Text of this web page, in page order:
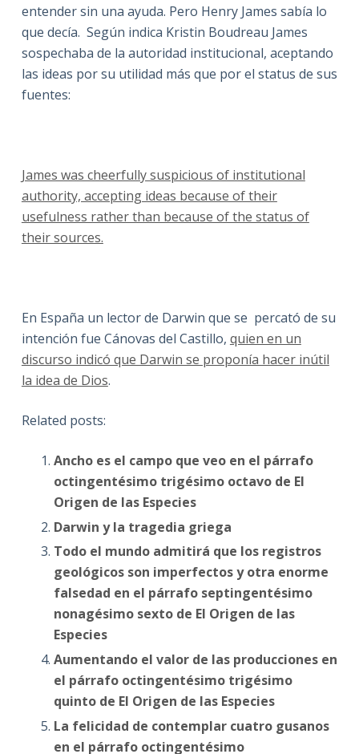
entender sin una ayuda. Pero Henry James sabía lo
que decía. Según indica Kristin Boudreau James
sospechaba de la autoridad institucional, aceptando
las ideas por su utilidad más que por el status de sus
fuentes:
James was cheerfully suspicious of institutional
authority, accepting ideas because of their
usefulness rather than because of the status of
their sources.
En España un lector de Darwin que se percató de su
intención fue Cánovas del Castillo, quien en un
discurso indicó que Darwin se proponía hacer inútil
la idea de Dios.
Related posts:
Ancho es el campo que veo en el párrafo
octingentésimo trigésimo octavo de El
Origen de las Especies
Darwin y la tragedia griega
Todo el mundo admitirá que los registros
geológicos son imperfectos y otra enorme
falsedad en el párrafo septingentésimo
nonagésimo sexto de El Origen de las
Especies
Aumentando el valor de las producciones en
el párrafo octingentésimo trigésimo
quinto de El Origen de las Especies
La felicidad de contemplar cuatro gusanos
en el párrafo octingentésimo